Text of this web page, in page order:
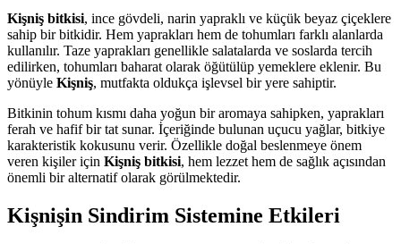
Kişniş bitkisi, ince gövdeli, narin yapraklı ve küçük beyaz çiçeklere
sahip bir bitkidir. Hem yaprakları hem de tohumları farklı alanlarda
kullanılır. Taze yaprakları genellikle salatalarda ve soslarda tercih
edilirken, tohumları baharat olarak öğütülüp yemeklere eklenir. Bu
yönüyle Kişniş, mutfakta oldukça işlevsel bir yere sahiptir.
Bitkinin tohum kısmı daha yoğun bir aromaya sahipken, yaprakları
ferah ve hafif bir tat sunar. İçeriğinde bulunan uçucu yağlar, bitkiye
karakteristik kokusunu verir. Özellikle doğal beslenmeye önem
veren kişiler için Kişniş bitkisi, hem lezzet hem de sağlık açısından
önemli bir alternatif olarak görülmektedir.
Kişnişin Sindirim Sistemine Etkileri